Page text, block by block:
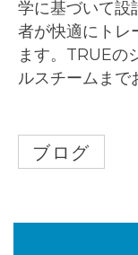
学に基づいて設
者が快適にトレ
ます。TRUEの
ルスチームまで
ブログ